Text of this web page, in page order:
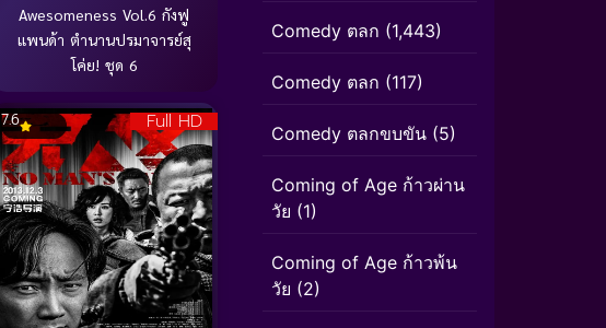
Awesomeness Vol.6 กังฟู
แพนด้า ตำนานปรมาจารย์สุ
โค่ย! ชุด 6
Full HD
7.6
Comedy ตลก (1,443)
Comedy ตลก (117)
Comedy ตลกขบขัน (5)
Coming of Age ก้าวผ่าน
วัย (1)
Coming of Age ก้าวพ้น
วัย (2)